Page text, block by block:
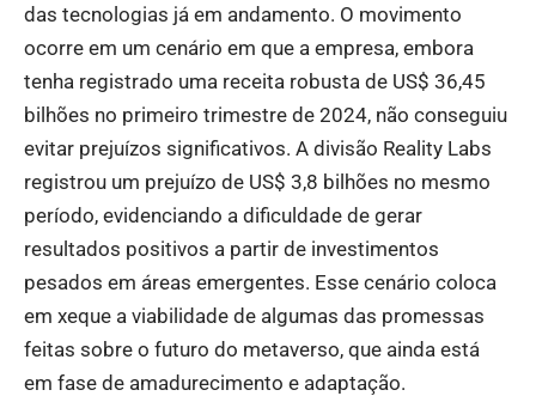
das tecnologias já em andamento. O movimento
ocorre em um cenário em que a empresa, embora
tenha registrado uma receita robusta de US$ 36,45
bilhões no primeiro trimestre de 2024, não conseguiu
evitar prejuízos significativos. A divisão Reality Labs
registrou um prejuízo de US$ 3,8 bilhões no mesmo
período, evidenciando a dificuldade de gerar
resultados positivos a partir de investimentos
pesados em áreas emergentes. Esse cenário coloca
em xeque a viabilidade de algumas das promessas
feitas sobre o futuro do metaverso, que ainda está
em fase de amadurecimento e adaptação.